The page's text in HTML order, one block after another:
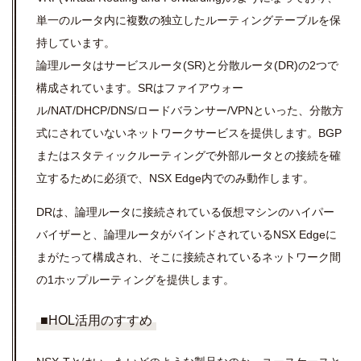
単一のルータ内に複数の独立したルーティングテーブルを保
持しています。
論理ルータはサービスルータ(SR)と分散ルータ(DR)の2つで
構成されています。SRはファイアウォー
ル/NAT/DHCP/DNS/ロードバランサー/VPNといった、分散方
式にされていないネットワークサービスを提供します。BGP
またはスタティックルーティングで外部ルータとの接続を確
立するために必須で、NSX Edge内でのみ動作します。
DRは、論理ルータに接続されている仮想マシンのハイパー
バイザーと、論理ルータがバインドされているNSX Edgeに
まがたって構成され、そこに接続されているネットワーク間
の1ホップルーティングを提供します。
■HOL活用のすすめ